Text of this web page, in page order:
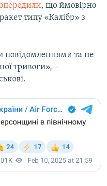
, що ймовірно
типу «Калібр» з
повідомленнями та не
тривоги», –